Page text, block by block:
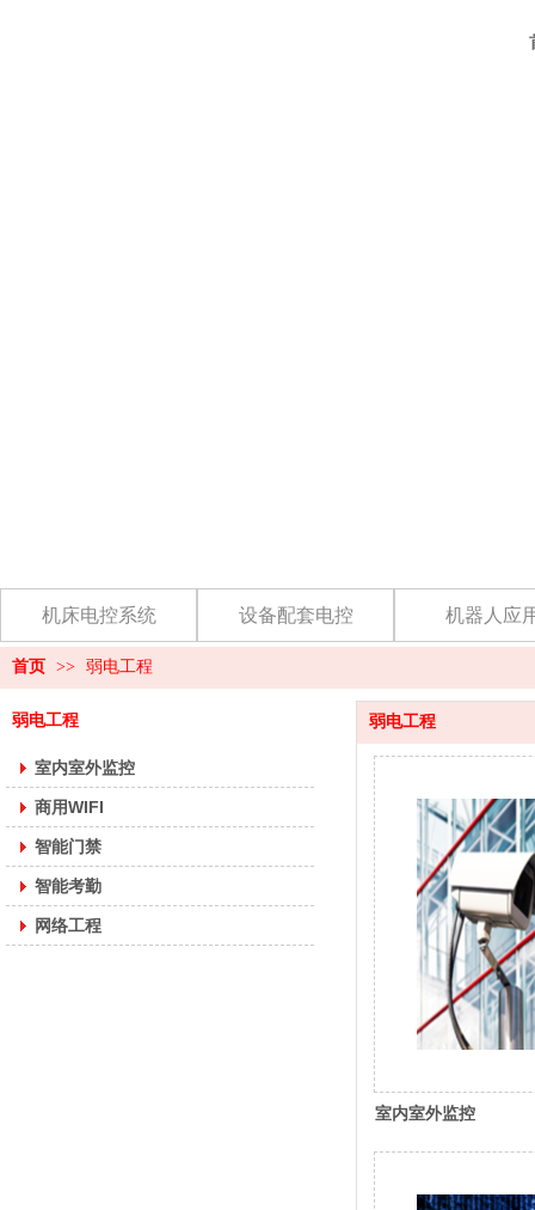
机床电控系统 设备配套电控 机器人应
首页 >> 弱电工程
弱电工程
室内室外监控
商用WIFI
智能门禁
智能考勤
网络工程
弱电工程
室内室外监控